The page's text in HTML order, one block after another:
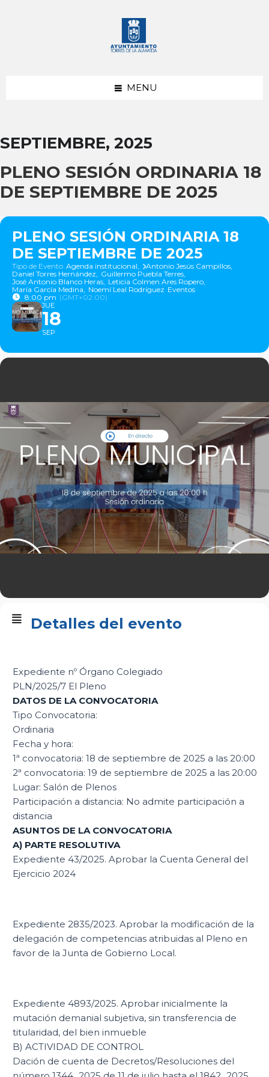
MENU
SEPTIEMBRE, 2025
PLENO SESIÓN ORDINARIA 18
DE SEPTIEMBRE DE 2025
PLENO SESIÓN ORDINARIA 18
DE SEPTIEMBRE DE 2025
Tipo de Evento Agenda institucional,
Antonio Jesús Campillos,
Daniel Torres Hernández, Guillermo Puebla Terres,
José Antonio Blanco Heras, Leticia Colmen Ares Ropero,
María García Medina, Noemí Leal Rodríguez Eventos
8:00 pm (GMT+02:00)
JUE
18
SEP
Detalles del evento
Expediente nº Órgano Colegiado
PLN/2025/7 El Pleno
DATOS DE LA CONVOCATORIA
Tipo Convocatoria:
Ordinaria
Fecha y hora:
1ª convocatoria: 18 de septiembre de 2025 a las 20:00
2ª convocatoria: 19 de septiembre de 2025 a las 20:00
Lugar: Salón de Plenos
Participación a distancia: No admite participación a
distancia
ASUNTOS DE LA CONVOCATORIA
A) PARTE RESOLUTIVA
Expediente 43/2025. Aprobar la Cuenta General del
Ejercicio 2024
Expediente 2835/2023. Aprobar la modificación de la
delegación de competencias atribuidas al Pleno en
favor de la Junta de Gobierno Local.
Expediente 4893/2025. Aprobar inicialmente la
mutación demanial subjetiva, sin transferencia de
titularidad, del bien inmueble
B) ACTIVIDAD DE CONTROL
Dación de cuenta de Decretos/Resoluciones del